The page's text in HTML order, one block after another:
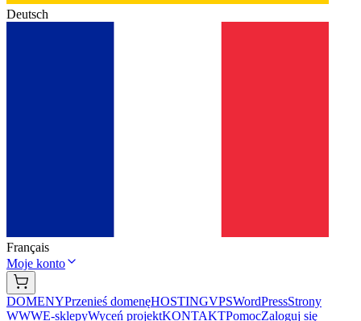
Deutsch
Français
Moje konto
DOMENYPrzenieś domenęHOSTINGVPSWordPressStrony
WWWE-sklepyWyceń projektKONTAKTPomocZaloguj się